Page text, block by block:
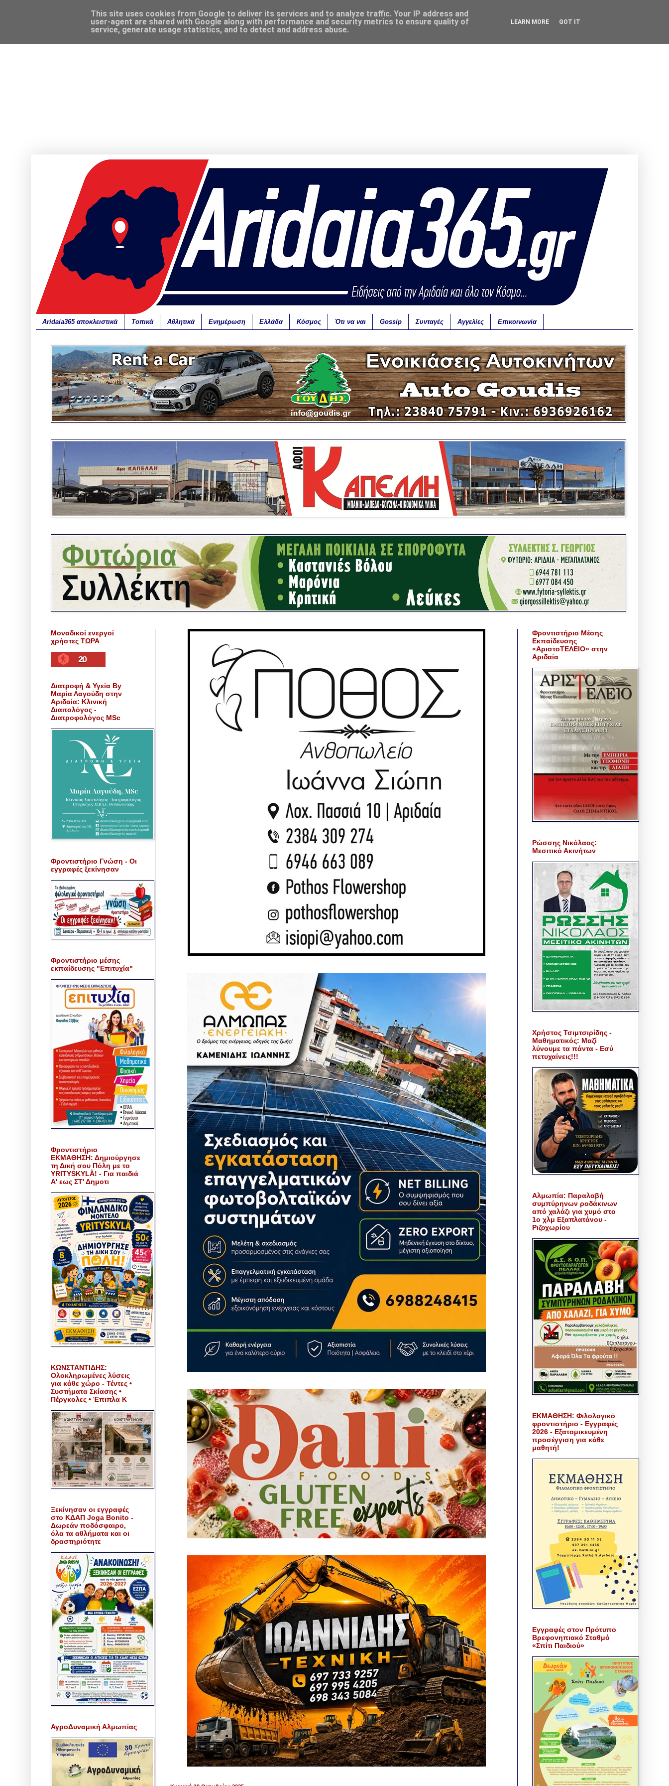
Aridaia365 αποκλειστικά Τοπικά Αθλητικά Ενημέρωση Ελλάδα Κόσμος Ότι να ναι Gossip Συνταγές Αγγελίες Επικοινωνία
Μοναδικοί ενεργοί
χρήστες ΤΩΡΑ
20
Διατροφή & Υγεία By
Μαρία Λαγούδη στην
Αριδαία: Κλινική
Διαιτολόγος -
Διατροφολόγος MSc
Φροντιστήριο Γνώση - Οι
εγγραφές ξεκίνησαν
Φροντιστήριο μέσης
εκπαίδευσης "Επιτυχία"
Φροντιστήριο
ΕΚΜΑΘΗΣΗ: Δημιούργησε
τη Δική σου Πόλη με το
YRITYSKYLÄ! - Για παιδιά
Α' εως ΣΤ' Δημοτι
ΚΩΝΣΤΑΝΤΙΔΗΣ:
Ολοκληρωμένες λύσεις
για κάθε χώρο - Τέντες •
Συστήματα Σκίασης •
Πέργκολες • Έπιπλα Κ
Ξεκίνησαν οι εγγραφές
στο ΚΔΑΠ Joga Bonito -
Δωρεάν ποδόσφαιρο,
όλα τα αθλήματα και οι
δραστηριότητε
ΑγροΔυναμική Αλμωπίας
Φροντιστήριο Μέσης
Εκπαίδευσης
«ΑριστοΤΕΛΕΙΟ» στην
Αριδαία
Ρώσσης Νικόλαος:
Μεσιτικό Ακινήτων
Χρήστος Τσιμτσιρίδης -
Μαθηματικός: Μαζί
λύνουμε τα πάντα - Εσύ
πετυχαίνεις!!!
Αλμωπία: Παραλαβή
συμπύρηνων ροδάκινων
από χαλάζι για χυμό στο
1ο χλμ Εξαπλατάνου -
Ριζοχωρίου
ΕΚΜΑΘΗΣΗ: Φιλολογικό
φροντιστήριο - Εγγραφές
2026 - Εξατομικευμένη
προσέγγιση για κάθε
μαθητή!
Εγγραφές στον Πρότυπο
Βρεφονηπιακό Σταθμό
«Σπίτι Παιδιού»
This site uses cookies from Google to deliver its services and to analyze traffic. Your IP address and
user-agent are shared with Google along with performance and security metrics to ensure quality of
service, generate usage statistics, and to detect and address abuse.
LEARN MORE GOT IT